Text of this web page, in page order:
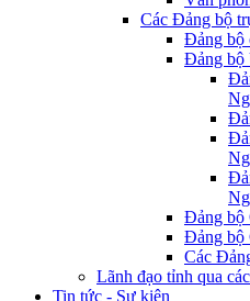
Các Đảng bộ
Đảng bộ
Đảng bộ
Đảng bộ
Đảng bộ
Các
Lãnh đạo tỉnh qua
Tin tức - Sự kiện